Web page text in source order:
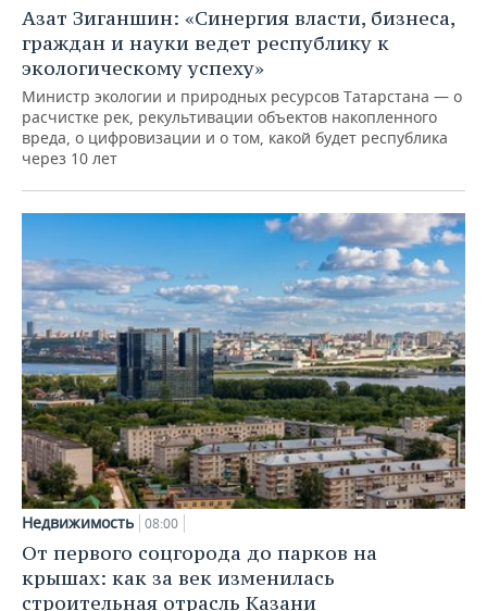
Азат Зиганшин: «Синергия власти, бизнеса,
граждан и науки ведет республику к
экологическому успеху»
Министр экологии и природных ресурсов Татарстана — о
расчистке рек, рекультивации объектов накопленного
вреда, о цифровизации и о том, какой будет республика
через 10 лет
Недвижимость 08:00
От первого соцгорода до парков на
крышах: как за век изменилась
строительная отрасль Казани